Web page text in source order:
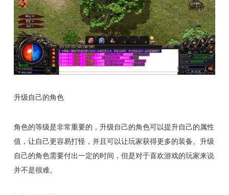
升级自己的角色
角色的等级是非常重要的，升级自己的角色可以提升自己的属性
值，让自己更容易打怪，并且可以让玩家获得更多的装备。升级
自己的角色需要付出一定的时间，但是对于喜欢游戏的玩家来说
并不是很难。